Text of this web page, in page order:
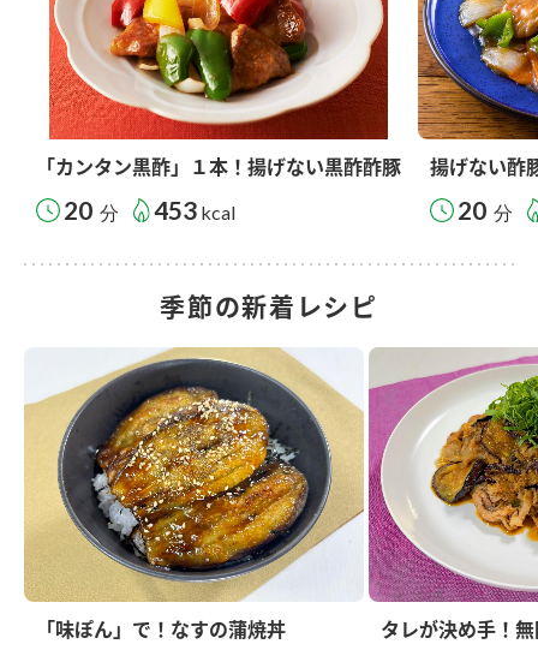
「カンタン黒酢」１本！揚げない黒酢酢豚
20 分 453 kcal
揚げない酢
20 分
季節の新着レシピ
「味ぽん」で！なすの蒲焼丼 タレが決め手！